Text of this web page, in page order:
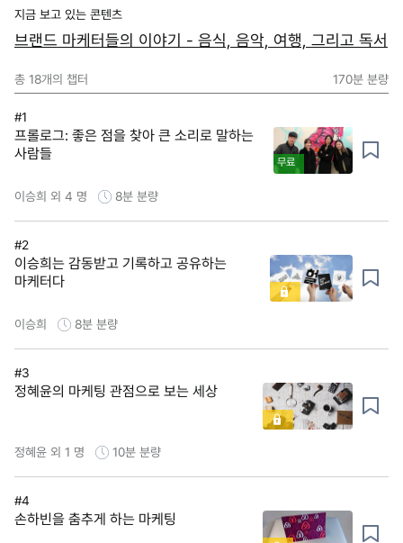
지금 보고 있는 콘텐츠
브랜드 마케터들의 이야기 - 음식, 음악, 여행, 그리고 독서
총 18개의 챕터 170분 분량
#1
프롤로그: 좋은 점을 찾아 큰 소리로 말하는
사람들
무료
이승희 외 4 명 8분 분량
#2
이승희는 감동받고 기록하고 공유하는
마케터다
이승희 8분 분량
#3
정혜윤의 마케팅 관점으로 보는 세상
정혜윤 외 1 명 10분 분량
#4
손하빈을 춤추게 하는 마케팅